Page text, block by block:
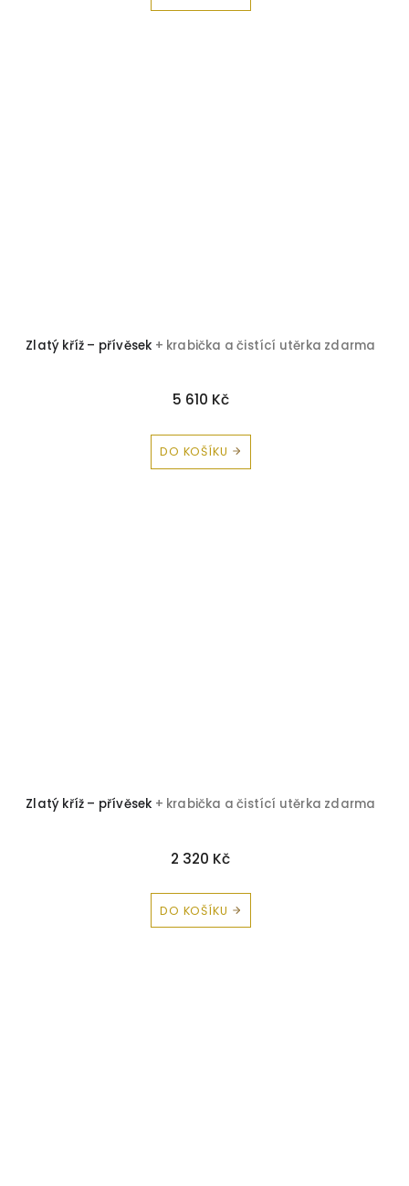
Zlatý kříž – přívěsek + krabička a čistící utěrka zdarma
5 610 Kč
DO KOŠÍKU
Zlatý kříž – přívěsek + krabička a čistící utěrka zdarma
2 320 Kč
DO KOŠÍKU